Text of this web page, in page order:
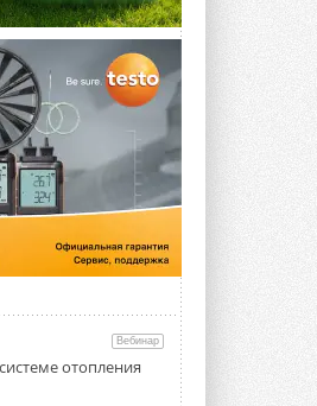
в связке с
и
снижают
на 60%
из Италии установили ...
2026» в Уфе
700 профи
отрасли
торгово-
холдинг ...
модульный
54 кВт на
на собственной
площадке и были ...
Вебинар
отопления